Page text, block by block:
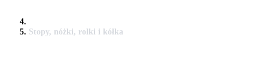
Stopy, nóżki, rolki i kółka